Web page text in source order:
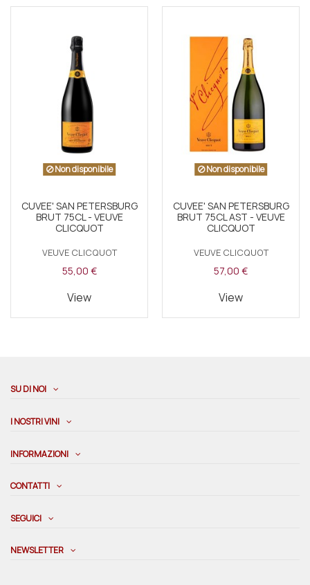
Non disponibile
CUVEE' SAN PETERSBURG
BRUT 75CL - VEUVE
CLICQUOT
VEUVE CLICQUOT
55,00 €
View
Non disponibile
CUVEE' SAN PETERSBURG
BRUT 75CL AST - VEUVE
CLICQUOT
VEUVE CLICQUOT
57,00 €
View
SU DI NOI
I NOSTRI VINI
INFORMAZIONI
CONTATTI
SEGUICI
NEWSLETTER